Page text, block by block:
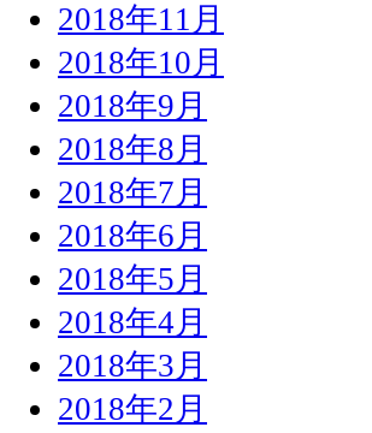
2018年11月
2018年10月
2018年9月
2018年8月
2018年7月
2018年6月
2018年5月
2018年4月
2018年3月
2018年2月